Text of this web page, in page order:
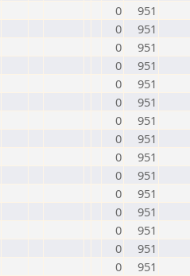
0
951
0
951
0
951
0
951
0
951
0
951
0
951
0
951
0
951
0
951
0
951
0
951
0
951
0
951
0
951